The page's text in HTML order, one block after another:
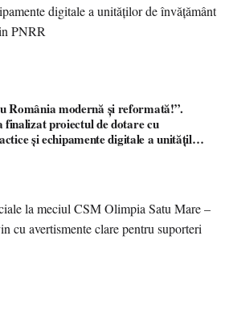
România modernă și reformată!”.
proiectul de dotare cu
și echipamente digitale a unităților